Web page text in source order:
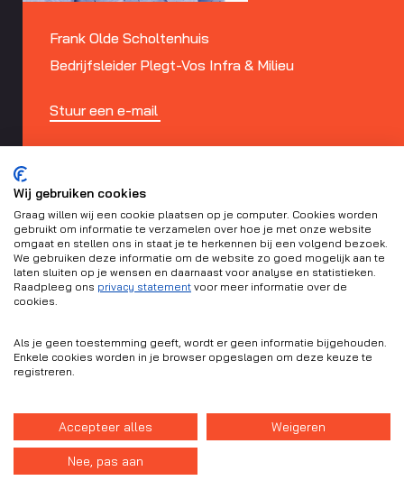
Frank Olde Scholtenhuis
Bedrijfsleider Plegt-Vos Infra & Milieu
Stuur een e-mail
Onderdeel van Plegt-Vos
Wij gebruiken cookies
Graag willen wij een cookie plaatsen op je computer. Cookies worden
gebruikt om informatie te verzamelen over hoe je met onze website
omgaat en stellen ons in staat je te herkennen bij een volgend bezoek.
We gebruiken deze informatie om de website zo goed mogelijk aan te
laten sluiten op je wensen en daarnaast voor analyse en statistieken.
Raadpleeg ons privacy statement voor meer informatie over de
cookies.
Als je geen toestemming geeft, wordt er geen informatie bijgehouden.
Enkele cookies worden in je browser opgeslagen om deze keuze te
registreren.
Accepteer alles Weigeren
Nee, pas aan